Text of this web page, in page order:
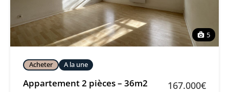
5
Acheter A la une
Appartement 2 pièces – 36m2 167.000€